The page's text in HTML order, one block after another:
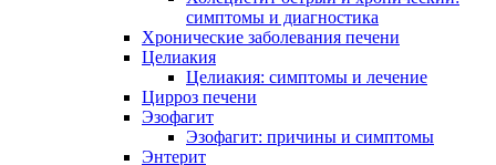
симптомы и диагностика
Хронические заболевания печени
Целиакия
Целиакия: симптомы и лечение
Цирроз печени
Эзофагит
Эзофагит: причины и симптомы
Энтерит